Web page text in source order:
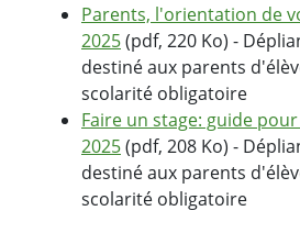
Parents, l'orientation de
2025(pdf, 220 Ko) -
destiné aux parents
scolarité obligatoire
Faire un stage: guide
2025(pdf, 208 Ko) -
destiné aux parents
scolarité obligatoire